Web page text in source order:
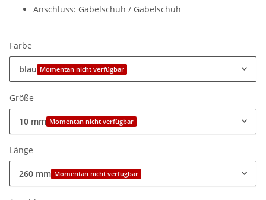
Anschluss: Gabelschuh / Gabelschuh
Farbe
blau Momentan nicht verfügbar
Größe
10 mm Momentan nicht verfügbar
Länge
260 mm Momentan nicht verfügbar